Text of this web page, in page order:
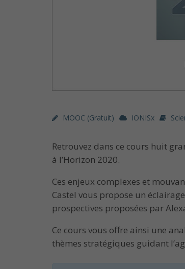
MOOC (gratuit) IONISx
Retrouvez dans ce cours huit
à l’Horizon 2020.
Ces enjeux complexes et
Castel vous propose un
prospectives proposées par
Ce cours vous offre ainsi une
thèmes stratégiques guidant